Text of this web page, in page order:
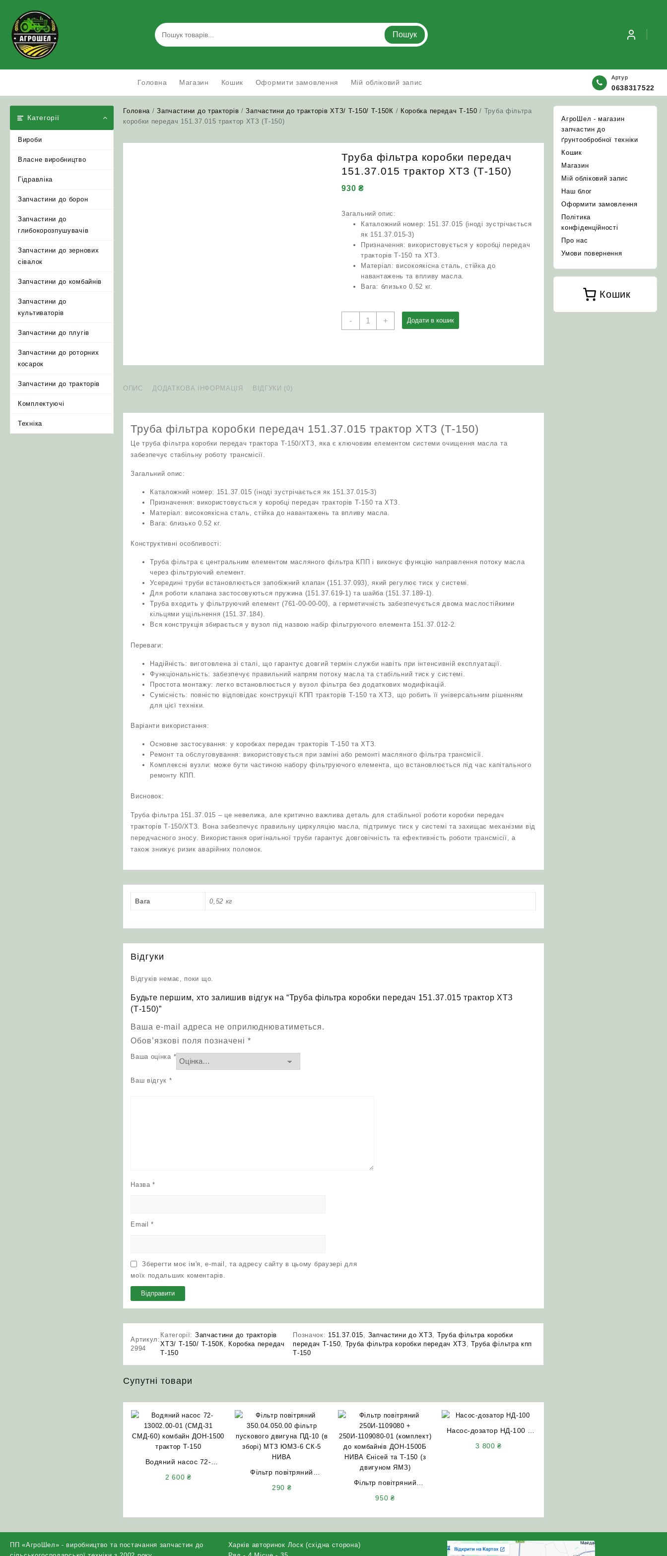
content
Пошук
Головна Магазин Кошик Оформити замовлення Мій обліковий запис
Артур
0638317522
Категорії
Вироби
Власне виробництво
Гідравліка
Запчастини до борон
Запчастини до
глибокорозпушувачів
Запчастини до зернових
сівалок
Запчастини до комбайнів
Запчастини до
культиваторів
Запчастини до плугів
Запчастини до роторних
косарок
Запчастини до тракторів
Комплектуючі
Техніка
Головна /Запчастини до тракторів /Запчастини до тракторів ХТЗ/ Т-150/ Т-150К / Коробка передач Т-150 / Труба фільтра
коробки передач 151.37.015 трактор ХТЗ (Т-150)
Труба фільтра коробки передач
151.37.015 трактор ХТЗ (Т-150)
930₴
Загальний опис:
Каталожний номер: 151.37.015 (іноді зустрічається
як 151.37.015-3)
Призначення: використовується у коробці передач
тракторів Т-150 та ХТЗ.
Матеріал: високоякісна сталь, стійка до
навантажень та впливу масла.
Вага: близько 0.52 кг.
-
Труба
+ Додати в кошик
ОПИС ДОДАТКОВА ІНФОРМАЦІЯ ВІДГУКИ (0)
Труба фільтра коробки передач 151.37.015 трактор ХТЗ (Т-150)
Це труба фільтра коробки передач трактора Т-150/ХТЗ, яка є ключовим елементом системи очищення масла та
забезпечує стабільну роботу трансмісії.
Загальний опис:
Каталожний номер: 151.37.015 (іноді зустрічається як 151.37.015-3)
Призначення: використовується у коробці передач тракторів Т-150 та ХТЗ.
Матеріал: високоякісна сталь, стійка до навантажень та впливу масла.
Вага: близько 0.52 кг.
Конструктивні особливості:
Труба фільтра є центральним елементом масляного фільтра КПП і виконує функцію направлення потоку масла
через фільтруючий елемент.
Усередині труби встановлюється запобіжний клапан (151.37.093), який регулює тиск у системі.
Для роботи клапана застосовуються пружина (151.37.619-1) та шайба (151.37.189-1).
Труба входить у фільтруючий елемент (761-00-00-00), а герметичність забезпечується двома маслостійкими
кільцями ущільнення (151.37.184).
Вся конструкція збирається у вузол під назвою набір фільтруючого елемента 151.37.012-2.
Переваги:
Надійність: виготовлена зі сталі, що гарантує довгий термін служби навіть при інтенсивній експлуатації.
Функціональність: забезпечує правильний напрям потоку масла та стабільний тиск у системі.
Простота монтажу: легко встановлюється у вузол фільтра без додаткових модифікацій.
Сумісність: повністю відповідає конструкції КПП тракторів Т-150 та ХТЗ, що робить її універсальним рішенням
для цієї техніки.
Варіанти використання:
Основне застосування: у коробках передач тракторів Т-150 та ХТЗ.
Ремонт та обслуговування: використовується при заміні або ремонті масляного фільтра трансмісії.
Комплексні вузли: може бути частиною набору фільтруючого елемента, що встановлюється під час капітального
ремонту КПП.
Висновок:
Труба фільтра 151.37.015 – це невелика, але критично важлива деталь для стабільної роботи коробки передач
тракторів Т-150/ХТЗ. Вона забезпечує правильну циркуляцію масла, підтримує тиск у системі та захищає механізми від
передчасного зносу. Використання оригінальної труби гарантує довговічність та ефективність роботи трансмісії, а
також знижує ризик аварійних поломок.
Вага 0,52 кг
Відгуки
Відгуків немає, поки що.
Будьте першим, хто залишив відгук на “Труба фільтра коробки передач 151.37.015 трактор ХТЗ
(Т-150)”
Ваша e-mail адреса не оприлюднюватиметься.
Обов’язкові поля позначені*
Ваша оцінка *
Ваш відгук *
Назва*
Email*
Зберегти моє ім'я, e-mail, та адресу сайту в цьому браузері для
моїх подальших коментарів.
Артикул:
2994
Категорії: Запчастини до тракторів
ХТЗ/ Т-150/ Т-150К
Коробка передач
Т-150
Позначок: 151.37.015 Запчастини до ХТЗ
Труба фільтра коробки
передач Т-150
Труба фільтра коробки передач ХТЗ ,Труба фільтра кпп
Т-150
Супутні товари
Водяний насос 72-
СМД-60) комбайн
2 600 ₴
Фільтр повітряний
пускового двигуна ПД-10
290 ₴
Фільтр повітряний
250И-1109080-01
та Т-150 (з двигуном ЯМЗ)
950₴
Насос-дозатор НД-100 з
(Словаччина)
3 800₴
АгроШел - магазин
запчастин до
ґрунтообробної техніки
Кошик
Магазин
Мій обліковий запис
Наш блог
Оформити замовлення
Політика
конфіденційності
Про нас
Умови повернення
Кошик
ПП «АгроШел» - виробництво та постачання запчастин до
Харків авторинок Лоск (східна сторона)